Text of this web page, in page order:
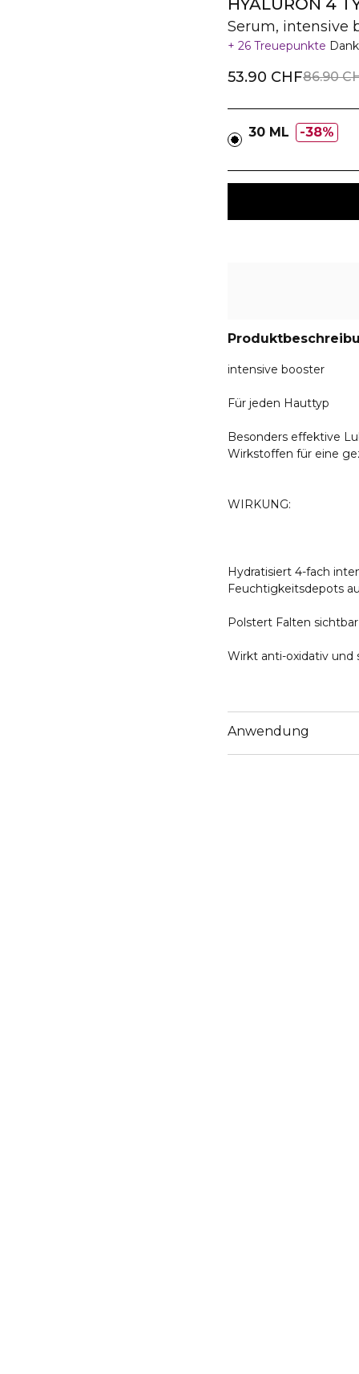
HYALURON 4
Serum, intensive
26 Treuepunkte
53.90 CHF86.90
30 ML 38%
intensive booster
Für jeden Hauttyp
Besonders effektive
Wirkstoffen für eine
WIRKUNG:
Hydratisiert 4-fach
Feuchtigkeitsdepots
Polstert Falten
Wirkt anti-oxidativ
Anwendung